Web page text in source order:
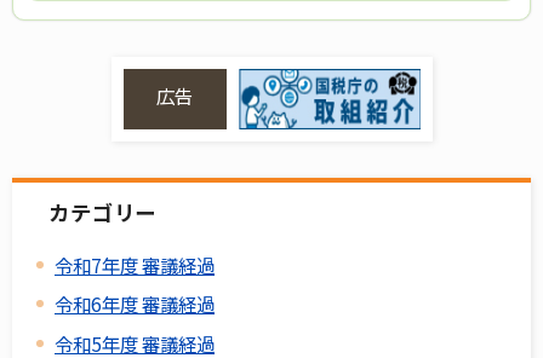
広告
カテゴリー
令和7年度 審議経過
令和6年度 審議経過
令和5年度 審議経過